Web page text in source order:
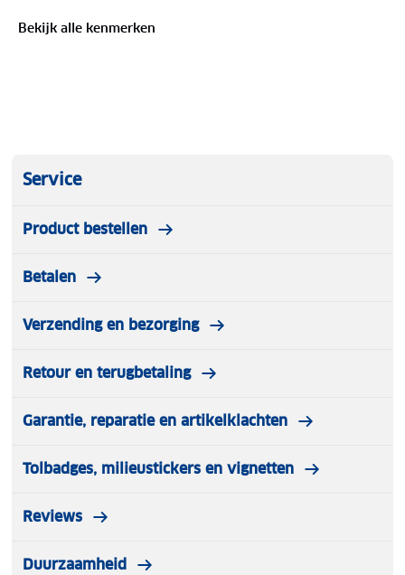
Bekijk alle kenmerken
Service
Product bestellen
Betalen
Verzending en bezorging
Retour en terugbetaling
Garantie, reparatie en artikelklachten
Tolbadges, milieustickers en vignetten
Reviews
Duurzaamheid